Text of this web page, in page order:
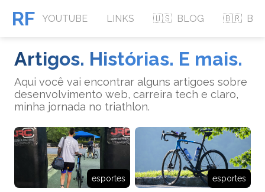
RF YOUTUBE LINKS 🇺🇸 BLOG 🇧🇷
Artigos. Histórias. E mais.
Aqui você vai encontrar alguns artigoes sobre
desenvolvimento web, carreira tech e claro,
minha jornada no triathlon.
esportes esportes